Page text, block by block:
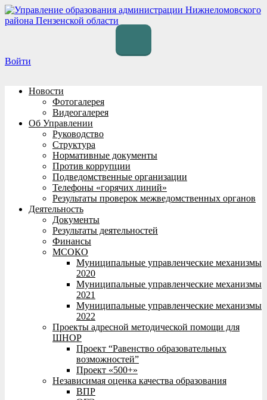
Перейти
к
Войти
Новости
Фотогалерея
Видеогалерея
Об Управлении
Руководство
Структура
Нормативные документы
Против коррупции
Подведомственные организации
Телефоны «горячих линий»
Результаты проверок межведомственных органов
Деятельность
Документы
Результаты деятельностей
Финансы
МСОКО
Муниципальные управленческие механизмы
2020
Муниципальные управленческие механизмы
2021
Муниципальные управленческие механизмы
2022
Проекты адресной методической помощи для
ШНОР
Проект “Равенство образовательных
возможностей”
Проект «500+»
Независимая оценка качества образования
ВПР